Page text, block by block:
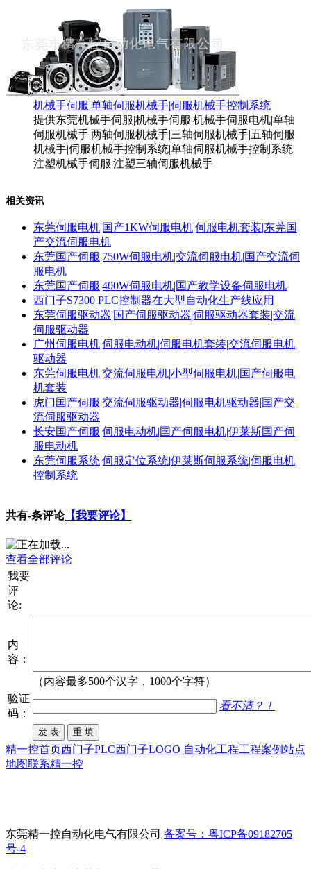
机械手伺服|单轴伺服机械手|伺服机械手控制系统
提供东莞机械手伺服|机械手伺服|机械手伺服电机|单轴
伺服机械手|两轴伺服机械手|三轴伺服机械手|五轴伺服
机械手|伺服机械手控制系统|单轴伺服机械手控制系统|
注塑机械手伺服|注塑三轴伺服机械手
相关资讯
东莞伺服电机|国产1KW伺服电机|伺服电机套装|东莞国
产交流伺服电机
东莞国产伺服|750W伺服电机|交流伺服电机|国产交流伺
服电机
东莞国产伺服|400W伺服电机|国产教学设备伺服电机
西门子S7300 PLC控制器在大型自动化生产线应用
东莞伺服驱动器|国产伺服驱动器|伺服驱动器套装|交流
伺服驱动器
广州伺服电机|伺服电动机|伺服电机套装|交流伺服电机
驱动器
东莞伺服电机|交流伺服电机|小型伺服电机|国产伺服电
机套装
虎门国产伺服|交流伺服驱动器|伺服电机驱动器|国产交
流伺服驱动器
长安国产伺服|伺服电动机|国产伺服电机|伊莱斯国产伺
服电动机
东莞伺服系统|伺服定位系统|伊莱斯伺服系统|伺服电机
控制系统
共有-条评论【我要评论】
查看全部评论
我要
评
论:
内
容：
（内容最多500个汉字，1000个字符）
验证
码：
看不清？！
精一控首页西门子PLC西门子LOGO 自动化工程工程案例站点
地图联系精一控
东莞精一控自动化电气有限公司 备案号：粤ICP备09182705
号-4